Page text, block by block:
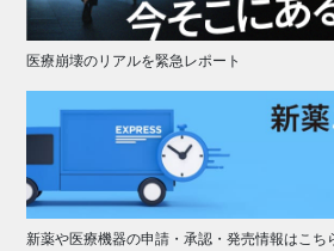
医療崩壊のリアルを緊急レポート
新薬や医療機器の申請・承認・発売情報はこち